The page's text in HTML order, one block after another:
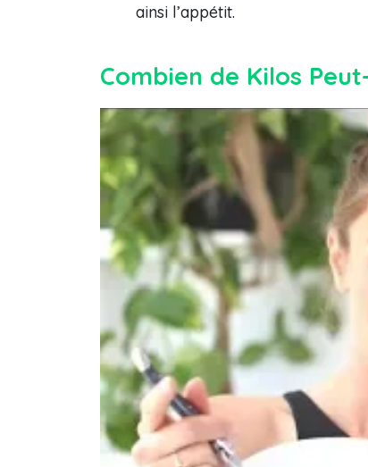
ainsi l’appétit.
Combien de Kilos